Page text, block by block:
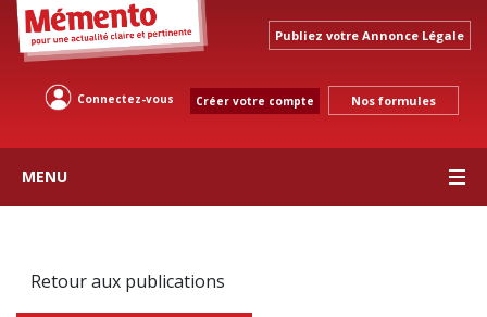
Publiez votre Annonce Légale
Connectez-vous Créer votre compte Nos formules
MENU
Retour aux publications